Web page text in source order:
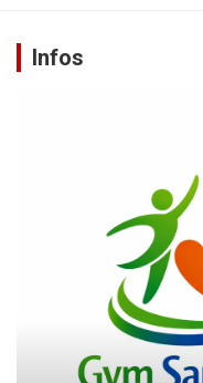
Infos